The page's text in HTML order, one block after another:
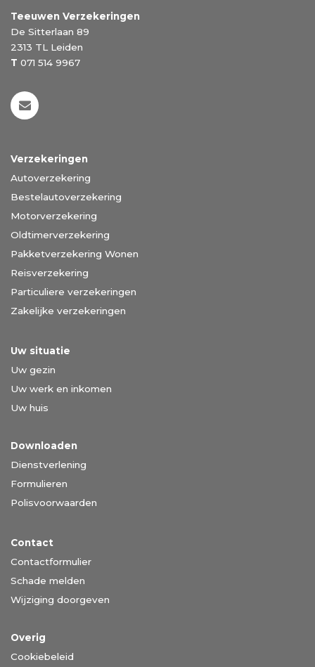
Teeuwen Verzekeringen
De Sitterlaan 89
2313 TL Leiden
T 071 514 9967
Verzekeringen
Autoverzekering
Bestelautoverzekering
Motorverzekering
Oldtimerverzekering
Pakketverzekering Wonen
Reisverzekering
Particuliere verzekeringen
Zakelijke verzekeringen
Uw situatie
Uw gezin
Uw werk en inkomen
Uw huis
Downloaden
Dienstverlening
Formulieren
Polisvoorwaarden
Contact
Contactformulier
Schade melden
Wijziging doorgeven
Overig
Cookiebeleid